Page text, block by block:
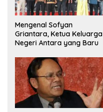
Mengenal Sofyan
Griantara, Ketua Keluarga
Negeri Antara yang Baru